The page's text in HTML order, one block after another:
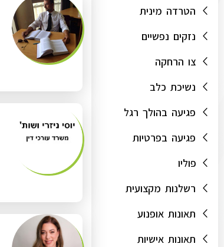
הטרדה מינית
נזקים נפשיים
צו הרחקה
נשיכת כלב
פגיעה בהולך רגל
פגיעה בפרטיות
פוליו
רשלנות מקצועית
תאונות אופנוע
תאונות אישיות